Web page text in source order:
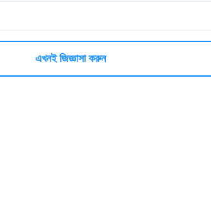
এখনই জিজ্ঞাসা করুন